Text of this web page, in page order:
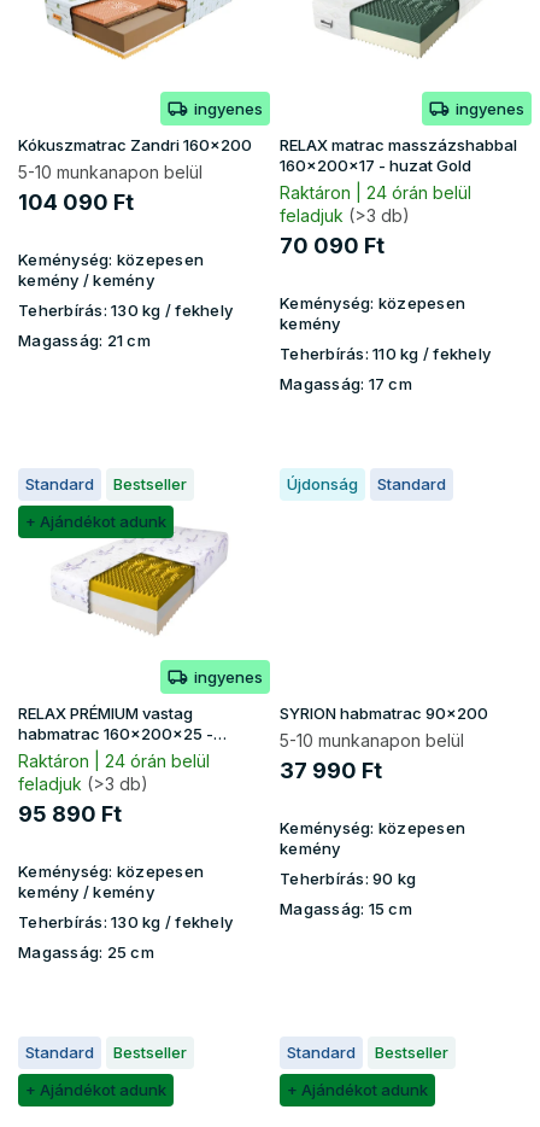
i
s
t
j
a
ingyenes
Kókuszmatrac Zandri 160x200
5-10 munkanapon belül
104 090 Ft
Keménység: közepesen
kemény / kemény
Teherbírás: 130 kg ​​​​/ fekhely
Magasság: 21 cm
ingyenes
RELAX matrac masszázshabbal
160x200x17 - huzat Gold
Raktáron | 24 órán belül
feladjuk (>3 db)
70 090 Ft
Keménység: közepesen
kemény
Teherbírás: 110 kg ​​​​/ fekhely
Magasság: 17 cm
Standard
Bestseller
+ Ajándékot adunk
ingyenes
RELAX PRÉMIUM vastag
habmatrac 160x200x25 -
Lavender huzat
Raktáron | 24 órán belül
feladjuk (>3 db)
95 890 Ft
Keménység: közepesen
kemény / kemény
Teherbírás: 130 kg ​​​​/ fekhely
Magasság: 25 cm
Újdonság Standard
SYRION habmatrac 90x200
5-10 munkanapon belül
37 990 Ft
Keménység: közepesen
kemény
Teherbírás: 90 kg
Magasság: 15 cm
Standard
Bestseller
+ Ajándékot adunk
Standard
Bestseller
+ Ajándékot adunk